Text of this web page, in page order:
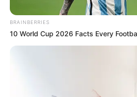
BRAINBERRIES
10 World Cup 2026 Facts Every